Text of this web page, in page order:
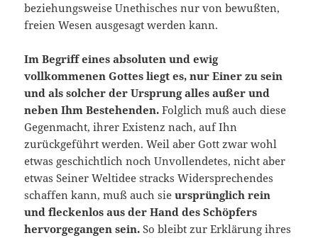
beziehungsweise Unethisches nur von bewußten,
freien Wesen ausgesagt werden kann.
Im Begriff eines absoluten und ewig
vollkommenen Gottes liegt es, nur Einer zu sein
und als solcher der Ursprung alles außer und
neben Ihm Bestehenden. Folglich muß auch diese
Gegenmacht, ihrer Exi­stenz nach, auf Ihn
zurückgeführt werden. Weil aber Gott zwar wohl
etwas geschichtlich noch Unvollendetes, nicht aber
etwas Seiner Welt­idee stracks Widersprechendes
schaffen kann, muß auch sieursprüng­lich rein
und fleckenlos aus der Hand des Schöpfers
hervorgegangen sein. So bleibt zur Erklärung ihres